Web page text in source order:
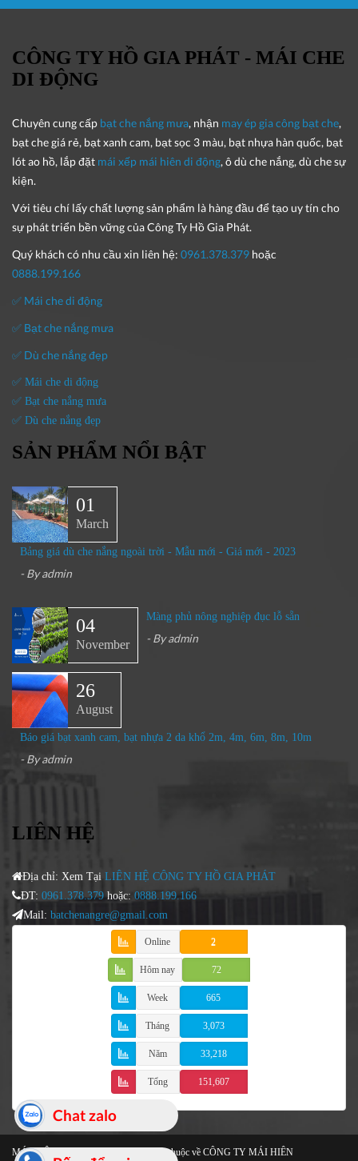
CÔNG TY HỒ GIA PHÁT - MÁI CHE
DI ĐỘNG
Chuyên cung cấp bạt che nắng mưa, nhận may ép gia công bạt che,
bạt che giá rẻ, bạt xanh cam, bạt sọc 3 màu, bạt nhựa hàn quốc, bạt
lót ao hồ, lắp đặt mái xếp mái hiên di động, ô dù che nắng, dù che sự
kiện.
Với tiêu chí lấychất lượng sản phẩm là hàng đầu để tạo uy tín cho
sự phát triển bền vững củaCông Ty Hồ Gia Phát.
Quý khách có nhu cầu xin liên hệ: 0961.378.379 hoặc
0888.199.166
✅ Mái che di động
✅ Bạt che nắng mưa
✅ Dù che nắng đẹp
✅ Mái che di động
✅ Bạt che nắng mưa
✅ Dù che nắng đẹp
SẢN PHẨM NỔI BẬT
01
March
Bảng giá dù che nắng ngoài trời - Mẫu mới - Giá mới - 2023
- Byadmin
04
November
Màng phủ nông nghiệp đục lỗ sẵn
- Byadmin
26
August
Báo giá bạt xanh cam, bạt nhựa 2 da khổ 2m, 4m, 6m, 8m, 10m
- Byadmin
LIÊN HỆ
Địa chỉ: Xem Tại LIÊN HỆ CÔNG TY HỒ GIA PHÁT
ĐT: 0961.378.379hoặc: 0888.199.166
Mail: batchenangre@gmail.com
Online 2
Hôm nay 72
Week 665
Tháng 3,073
Năm 33,218
Tổng 151,607
MÁI HIÊN Cao Cấp © 2021 Bản quyền thuộc về CÔNG TY MÁI HIÊN
Chat zalo